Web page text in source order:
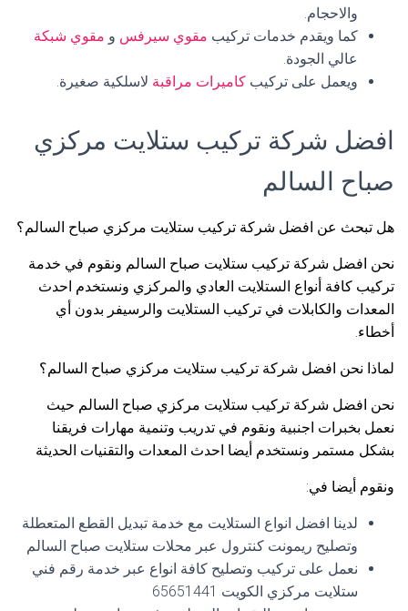
والاحجام.
كما ويقدم خدمات تركيب مقوي سيرفس و مقوي شبكة
عالي الجودة.
ويعمل على تركيب كاميرات مراقبة لاسلكية صغيرة.
افضل شركة تركيب ستلايت مركزي
صباح السالم
هل تبحث عن افضل شركة تركيب ستلايت مركزي صباح السالم؟
نحن افضل شركة تركيب ستلايت صباح السالم ونقوم في خدمة
تركيب كافة أنواع الستلايت العادي والمركزي ونستخدم احدث
المعدات والكابلات في تركيب الستلايت والرسيفر بدون أي
أخطاء.
لماذا نحن افضل شركة تركيب ستلايت مركزي صباح السالم؟
نحن افضل شركة تركيب ستلايت مركزي صباح السالم حيث
نعمل بخبرات اجنبية ونقوم في تدريب وتنمية مهارات فريقنا
بشكل مستمر ونستخدم أيضا احدث المعدات والتقنيات الحديثة
ونقوم أيضا في:
لدينا افضل انواع الستلايت مع خدمة تبديل القطع المتعطلة
وتصليح ريمونت كنترول عبر محلات ستلايت صباح السالم
نعمل على تركيب وتصليح كافة انواع عبر خدمة رقم فني
ستلايت مركزي الكويت 65651441